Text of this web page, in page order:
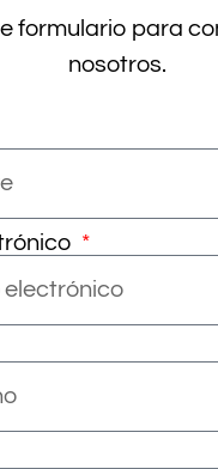
formulario para
nosotros.